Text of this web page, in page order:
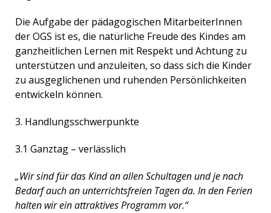
Die Aufgabe der pädagogischen MitarbeiterInnen
der OGS ist es, die natürliche Freude des Kindes am
ganzheitlichen Lernen mit Respekt und Achtung zu
unterstützen und anzuleiten, so dass sich die Kinder
zu ausgeglichenen und ruhenden Persönlichkeiten
entwickeln können.
3. Handlungsschwerpunkte
3.1 Ganztag – verlässlich
„Wir sind für das Kind an allen Schultagen und je nach
Bedarf auch an unterrichtsfreien Tagen da. In den Ferien
halten wir ein attraktives Programm vor.“